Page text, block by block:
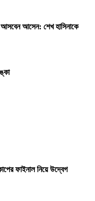
আসেন: শেখ হাসিনাকে
ফাইনাল নিয়ে উদ্বেগ